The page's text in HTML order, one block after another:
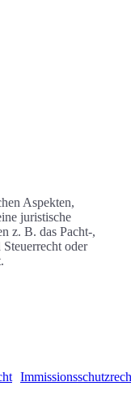
Aspekten,
juristische
z. B. das Pacht-,
oder